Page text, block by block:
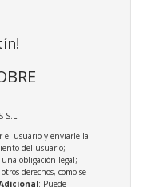
el usuario y enviarle la
del usuario;
una obligación legal;
derechos, como se
: Puede